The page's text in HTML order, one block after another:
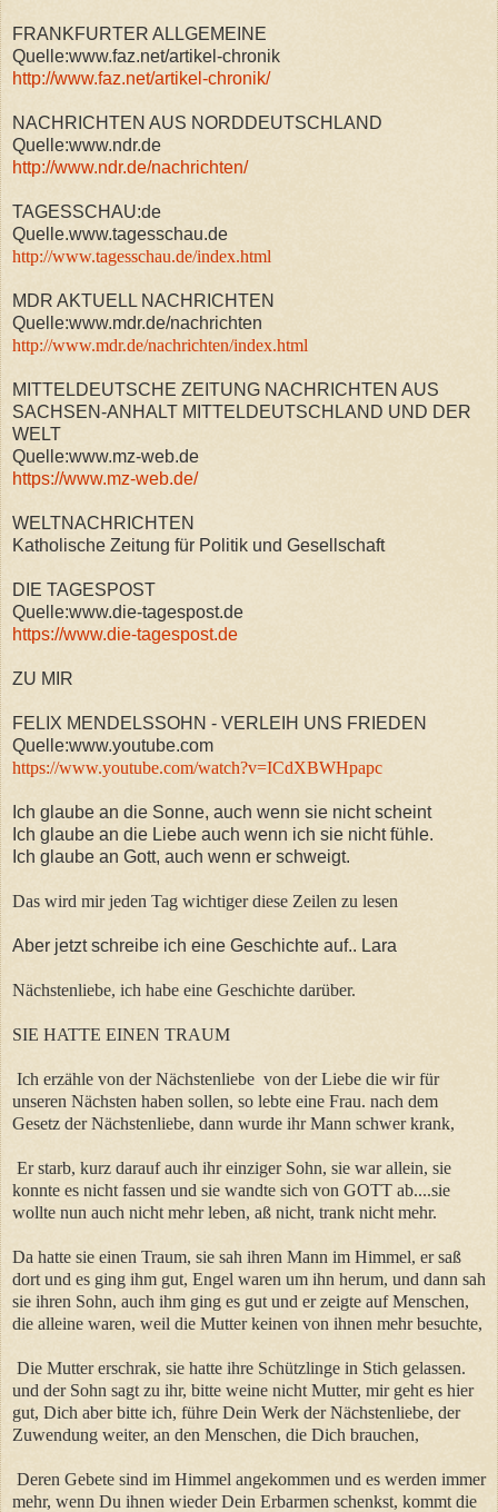
FRANKFURTER ALLGEMEINE
Quelle:www.faz.net/artikel-chronik
http://www.faz.net/artikel-chronik/
NACHRICHTEN AUS NORDDEUTSCHLAND
Quelle:www.ndr.de
http://www.ndr.de/nachrichten/
TAGESSCHAU:de
Quelle.www.tagesschau.de
http://www.tagesschau.de/index.html
MDR AKTUELL NACHRICHTEN
Quelle:www.mdr.de/nachrichten
http://www.mdr.de/nachrichten/index.html
MITTELDEUTSCHE ZEITUNG NACHRICHTEN AUS
SACHSEN-ANHALT MITTELDEUTSCHLAND UND DER
WELT
Quelle:www.mz-web.de
https://www.mz-web.de/
WELTNACHRICHTEN
Katholische Zeitung für Politik und Gesellschaft
DIE TAGESPOST
Quelle:www.die-tagespost.de
https://www.die-tagespost.de
ZU MIR
FELIX MENDELSSOHN - VERLEIH UNS FRIEDEN
Quelle:www.youtube.com
https://www.youtube.com/watch?v=ICdXBWHpapc
Ich glaube an die Sonne, auch wenn sie nicht scheint
Ich glaube an die Liebe auch wenn ich sie nicht fühle.
Ich glaube an Gott, auch wenn er schweigt.
Das wird mir jeden Tag wichtiger diese Zeilen zu lesen
Aber jetzt schreibe ich eine Geschichte auf.. Lara
Nächstenliebe, ich habe eine Geschichte darüber.
SIE HATTE EINEN TRAUM
Ich erzähle von der Nächstenliebe von der Liebe die wir für
unseren Nächsten haben sollen, so lebte eine Frau. nach dem
Gesetz der Nächstenliebe, dann wurde ihr Mann schwer krank,
Er starb, kurz darauf auch ihr einziger Sohn, sie war allein, sie
konnte es nicht fassen und sie wandte sich von GOTT ab....sie
wollte nun auch nicht mehr leben, aß nicht, trank nicht mehr.
Da hatte sie einen Traum, sie sah ihren Mann im Himmel, er saß
dort und es ging ihm gut, Engel waren um ihn herum, und dann sah
sie ihren Sohn, auch ihm ging es gut und er zeigte auf Menschen,
die alleine waren, weil die Mutter keinen von ihnen mehr besuchte,
Die Mutter erschrak, sie hatte ihre Schützlinge in Stich gelassen.
und der Sohn sagt zu ihr, bitte weine nicht Mutter, mir geht es hier
gut, Dich aber bitte ich, führe Dein Werk der Nächstenliebe, der
Zuwendung weiter, an den Menschen, die Dich brauchen,
Deren Gebete sind im Himmel angekommen und es werden immer
mehr, wenn Du ihnen wieder Dein Erbarmen schenkst, kommt die